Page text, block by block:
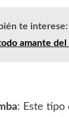
te interese:
amante
: Este tipo